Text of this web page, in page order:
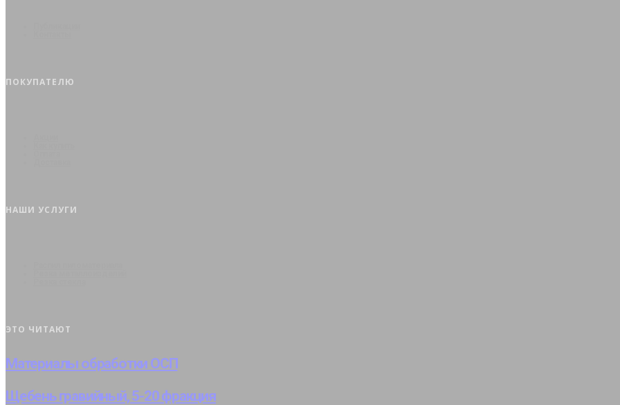
ПОКУПАТЕЛЮ
НАШИ УСЛУГИ
ЭТО ЧИТАЮТ
Материалы обработки ОСП
Щебень гравийный, 5-20 фракция